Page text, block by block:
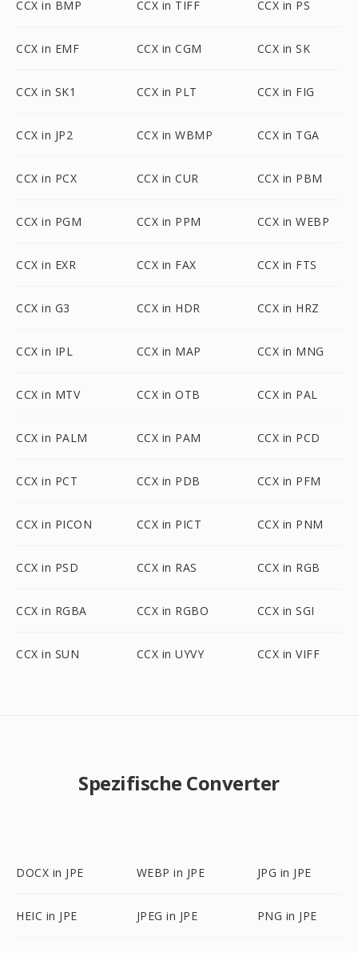
CCX in BMP CCX in TIFF CCX in PS
CCX in EMF CCX in CGM CCX in SK
CCX in SK1 CCX in PLT CCX in FIG
CCX in JP2 CCX in WBMP CCX in TGA
CCX in PCX CCX in CUR CCX in PBM
CCX in PGM CCX in PPM CCX in WEBP
CCX in EXR CCX in FAX CCX in FTS
CCX in G3 CCX in HDR CCX in HRZ
CCX in IPL CCX in MAP CCX in MNG
CCX in MTV CCX in OTB CCX in PAL
CCX in PALM CCX in PAM CCX in PCD
CCX in PCT CCX in PDB CCX in PFM
CCX in PICON CCX in PICT CCX in PNM
CCX in PSD CCX in RAS CCX in RGB
CCX in RGBA CCX in RGBO CCX in SGI
CCX in SUN CCX in UYVY CCX in VIFF
Spezifische Converter
DOCX in JPE WEBP in JPE JPG in JPE
HEIC in JPE JPEG in JPE PNG in JPE